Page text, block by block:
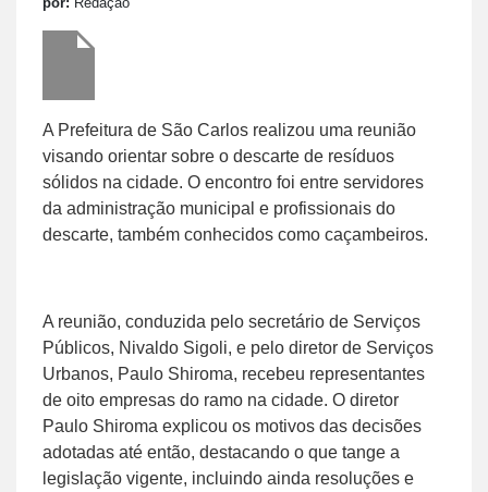
A Prefeitura de São Carlos realizou uma reunião
visando orientar sobre o descarte de resíduos
sólidos na cidade. O encontro foi entre servidores
da administração municipal e profissionais do
descarte, também conhecidos como caçambeiros.
A reunião, conduzida pelo secretário de Serviços
Públicos, Nivaldo Sigoli, e pelo diretor de Serviços
Urbanos, Paulo Shiroma, recebeu representantes
de oito empresas do ramo na cidade. O diretor
Paulo Shiroma explicou os motivos das decisões
adotadas até então, destacando o que tange a
legislação vigente, incluindo ainda resoluções e